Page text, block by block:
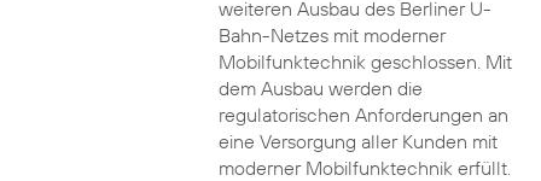
weiteren Ausbau des Berliner U-
Bahn-Netzes mit moderner
Mobilfunktechnik geschlossen. Mit
dem Ausbau werden die
regulatorischen Anforderungen an
eine Versorgung aller Kunden mit
moderner Mobilfunktechnik erfüllt.